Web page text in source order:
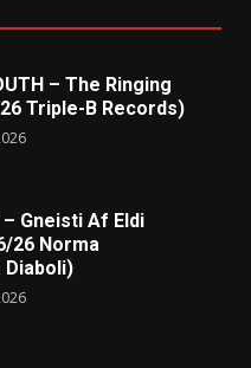
– The Ringing
Triple-B Records)
– Gneisti Af Eldi
26 Norma
Diaboli)